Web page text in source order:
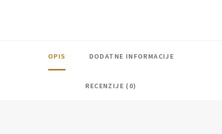
OPIS DODATNE INFORMACIJE
RECENZIJE (0)